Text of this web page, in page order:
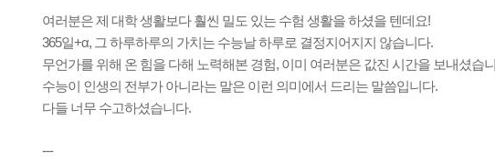
여러분은 제 대학 생활보다 훨씬 밀도 있는 수험 생활을 하셨을 텐데요!
365일+α, 그 하루하루의 가치는 수능날 하루로 결정지어지지 않습니다.
무언가를 위해 온 힘을 다해 노력해본 경험, 이미 여러분은 값진 시간을 보내셨습
수능이 인생의 전부가 아니라는 말은 이런 의미에서 드리는 말씀입니다.
다들 너무 수고하셨습니다.
---